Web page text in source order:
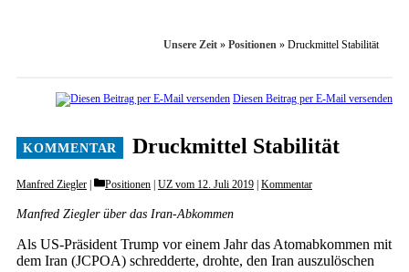
Unsere Zeit » Positionen » Druckmittel Stabilität
Diesen Beitrag per E-Mail versenden
Druckmittel Stabilität
Manfred Ziegler Categories
Positionen UZ vom 12. Juli 2019 Kommentar
Manfred Ziegler über das Iran-Abkommen
Als US-Präsident Trump vor einem Jahr das Atomabkommen mit
dem Iran (JCPOA) schredderte, drohte, den Iran auszulöschen